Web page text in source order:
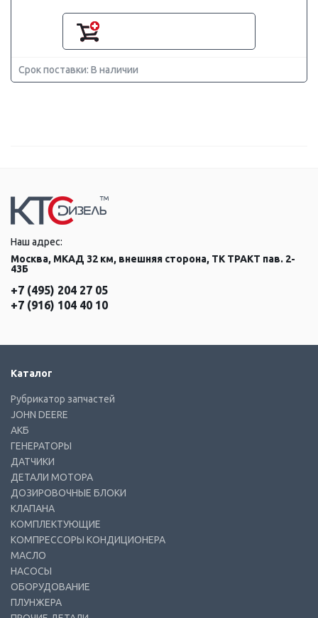
Срок поставки: В наличии
Наш адрес:
Москва, МКАД 32 км, внешняя сторона, ТК ТРАКТ пав. 2-
43Б
+7 (495) 204 27 05
+7 (916) 104 40 10
Каталог
Рубрикатор запчастей
JOHN DEERE
АКБ
ГЕНЕРАТОРЫ
ДАТЧИКИ
ДЕТАЛИ МОТОРА
ДОЗИРОВОЧНЫЕ БЛОКИ
КЛАПАНА
КОМПЛЕКТУЮЩИЕ
КОМПРЕССОРЫ КОНДИЦИОНЕРА
МАСЛО
НАСОСЫ
ОБОРУДОВАНИЕ
ПЛУНЖЕРА